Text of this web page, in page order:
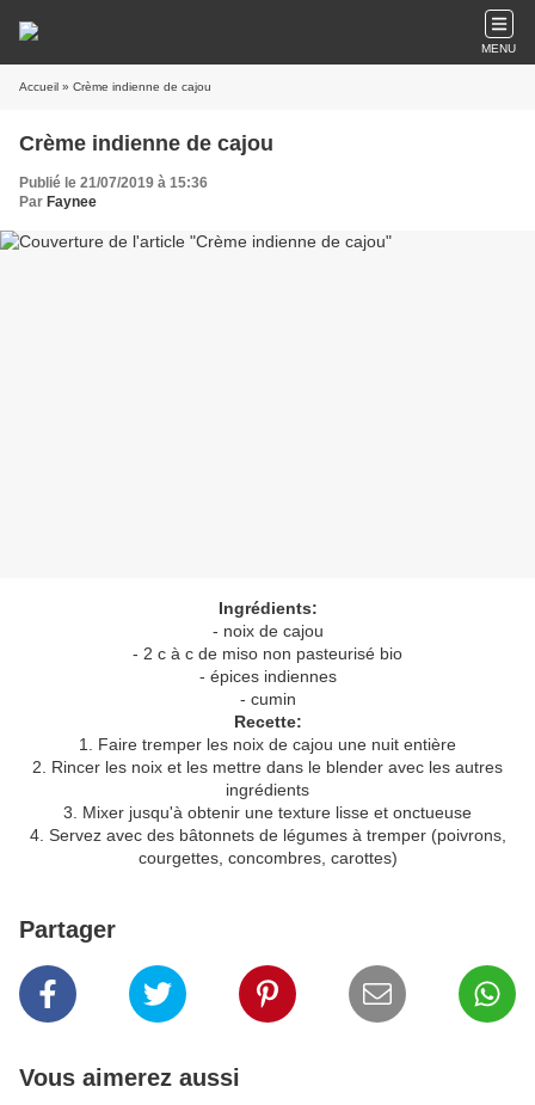
MENU
Accueil » Crème indienne de cajou
Crème indienne de cajou
Publié le 21/07/2019 à 15:36
Par Faynee
Ingrédients:
- noix de cajou
- 2 c à c de miso non pasteurisé bio
- épices indiennes
- cumin
Recette:
1. Faire tremper les noix de cajou une nuit entière
2. Rincer les noix et les mettre dans le blender avec les autres
ingrédients
3. Mixer jusqu'à obtenir une texture lisse et onctueuse
4. Servez avec des bâtonnets de légumes à tremper (poivrons,
courgettes, concombres, carottes)
Partager
Vous aimerez aussi